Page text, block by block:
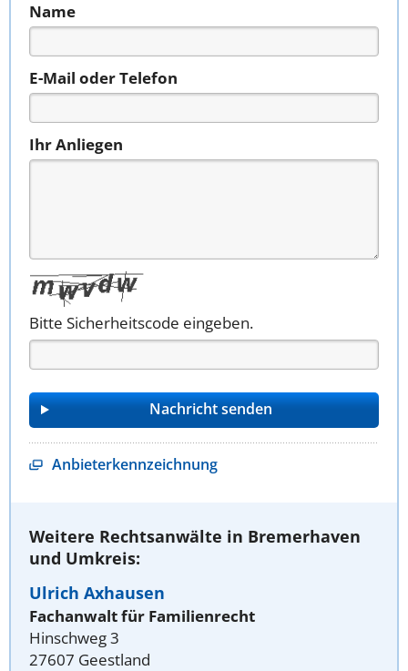
Name
E-Mail oder Telefon
Ihr Anliegen
Bitte Sicherheitscode eingeben.
Anbieterkennzeichnung
Weitere Rechtsanwälte in Bremerhaven
und Umkreis:
Ulrich Axhausen
Fachanwalt für Familienrecht
Hinschweg 3
27607 Geestland